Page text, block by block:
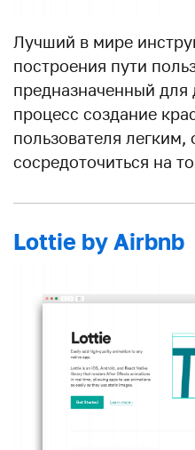
Лучший в мире
построения пути
предназначенный для
процесс создание
пользователя
сосредоточиться на
Lottie by Airbnb